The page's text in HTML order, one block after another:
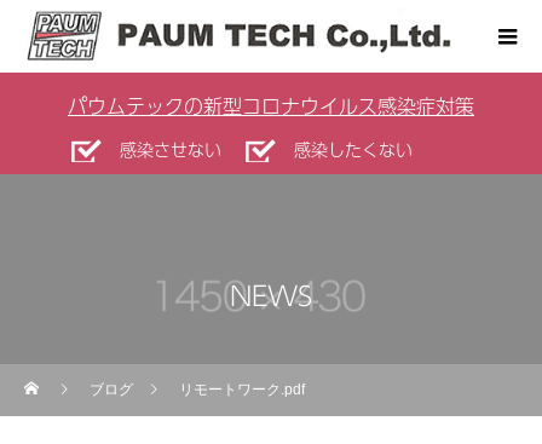
パウムテックの新型コロナウイルス感染症対策
感染させない 感染したくない
NEWS
ブログ リモートワーク.pdf